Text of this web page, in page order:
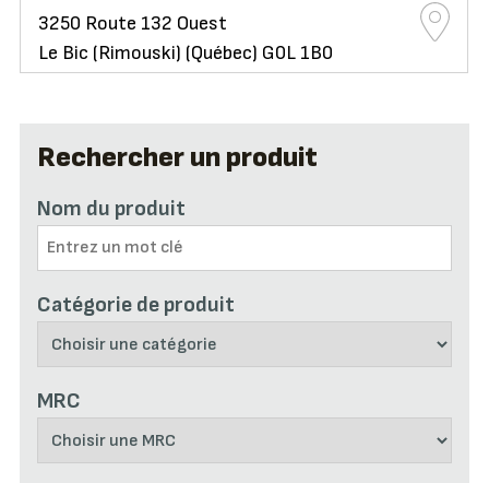
Rechercher un produit
Nom du produit
Catégorie de produit
MRC
3250 Route 132 Ouest
Le Bic (Rimouski) (Québec) G0L 1B0